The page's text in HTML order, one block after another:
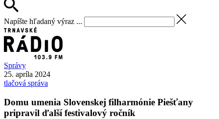
Napíšte hľadaný výraz ...
Správy
25. apríla 2024
tlačová správa
Domu umenia Slovenskej filharmónie Piešťany
pripravil ďalší festivalový ročník